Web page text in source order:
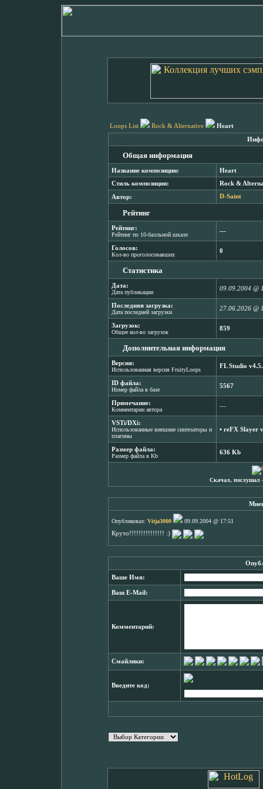
Loops List Rock & Alternative Heart
Общая информация
Название композиции: Heart
Стиль композиции: Rock &
Автор: D-Saint
Рейтинг
Рейтинг:
Рейтинг по 10-балльной шкале
―
Голосов:
Кол-во проголосовавших
0
Статистика
Дата:
Дата публикации
09.09.2004 @
Последняя загрузка:
Дата последней загрузки
27.06.2026 @
Загрузок:
Общее кол-во загрузок
859
Дополнительная информация
Версия:
Использованная версия FruityLoops
FL Studio
ID файла:
Номер файла в базе
5567
Примечание:
Комментарии автора
―
VSTi/DXi:
Использованные внешние синтезаторы и
плагины
▪ reFX Slayer
Размер файла:
Размер файла в Kb
636 Kb
Скачал, послушал
Опубликовал: Vitja3000
09.09.2004 @ 17:51
Круто!!!!!!!!!!!!!!! :)
Ваше Имя:
Ваш E-Mail:
Комментарий:
Смайлики:
Введите код: